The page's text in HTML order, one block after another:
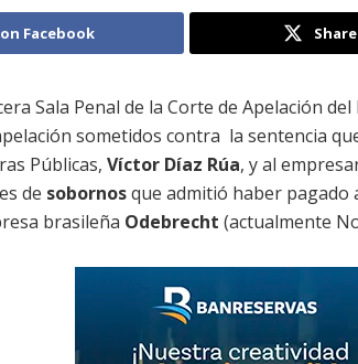
Facebook
Sala Penal de la Corte de Apelación
sometidos contra la sentencia
Públicas, Víctor Díaz Rúa, y al
de sobornosque admitió haber pagado
brasileña Odebrecht (actualmente